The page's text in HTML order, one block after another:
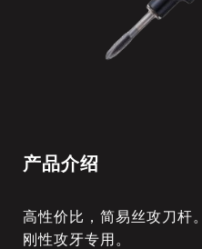
产品介绍
高性价比，简易丝攻刀杆。
刚性攻牙专用。